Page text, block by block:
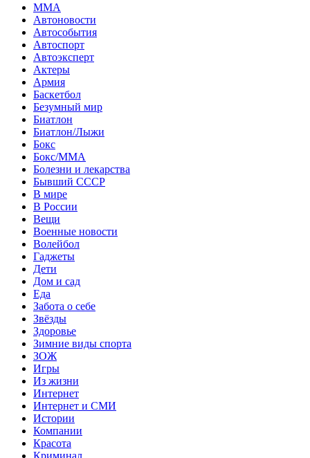
MMA
Автоновости
Автособытия
Автоспорт
Автоэксперт
Актеры
Армия
Баскетбол
Безумный мир
Биатлон
Биатлон/Лыжи
Бокс
Бокс/MMA
Болезни и лекарства
Бывший СССР
В мире
В России
Вещи
Военные новости
Волейбол
Гаджеты
Дети
Дом и сад
Еда
Забота о себе
Звёзды
Здоровье
Зимние виды спорта
ЗОЖ
Игры
Из жизни
Интернет
Интернет и СМИ
Истории
Компании
Красота
Криминал